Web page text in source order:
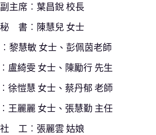
副主席︰葉昌銳 校長
秘 書︰陳慧兒 女士
黎慧敏 女士、彭佩茵老師
盧綺雯 女士、陳勵行 先生
徐愷慧 女士、蔡丹郁 老師
王麗麗 女士、張慧勤 主任
社 工︰張麗雲 姑娘